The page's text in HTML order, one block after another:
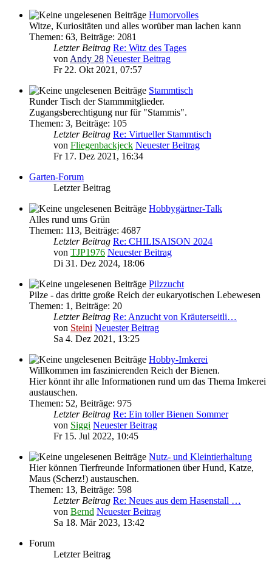
Humorvolles
Witze, Kuriositäten und alles worüber man lachen kann
Themen: 63, Beiträge: 2081
Letzter Beitrag Re: Witz des Tages
von Andy 28 Neuester Beitrag
Fr 22. Okt 2021, 07:57
Stammtisch
Runder Tisch der Stammmitglieder.
Zugangsberechtigung nur für "Stammis".
Themen: 3, Beiträge: 105
Letzter Beitrag Re: Virtueller Stammtisch
von Fliegenbackjeck Neuester Beitrag
Fr 17. Dez 2021, 16:34
Garten-Forum
Letzter Beitrag
Hobbygärtner-Talk
Alles rund ums Grün
Themen: 113, Beiträge: 4687
Letzter Beitrag Re: CHILISAISON 2024
von TJP1976 Neuester Beitrag
Di 31. Dez 2024, 18:06
Pilzzucht
Pilze - das dritte große Reich der eukaryotischen Lebewesen
Themen: 1 , Beiträge: 20
Letzter Beitrag Re: Anzucht von Kräuterseitli…
von Steini Neuester Beitrag
Sa 4. Dez 2021, 13:25
Hobby-Imkerei
Willkommen im faszinierenden Reich der Bienen.
Hier könnt ihr alle Informationen rund um das Thema Imkerei
austauschen.
Themen: 52, Beiträge: 975
Letzter Beitrag Re: Ein toller Bienen Sommer
von Siggi Neuester Beitrag
Fr 15. Jul 2022, 10:45
Nutz- und Kleintierhaltung
Hier können Tierfreunde Informationen über Hund, Katze,
Maus (Scherz!) austauschen.
Themen: 13, Beiträge: 598
Letzter Beitrag Re: Neues aus dem Hasenstall …
von Bernd Neuester Beitrag
Sa 18. Mär 2023, 13:42
Forum
Letzter Beitrag